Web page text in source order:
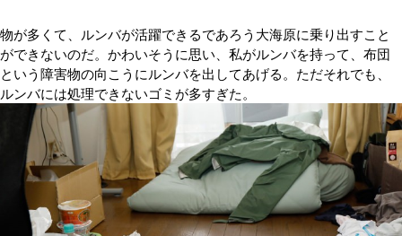
物が多くて、ルンバが活躍できるであろう大海原に乗り出すこと
ができないのだ。かわいそうに思い、私がルンバを持って、布団
という障害物の向こうにルンバを出してあげる。ただそれでも、
ルンバには処理できないゴミが多すぎた。